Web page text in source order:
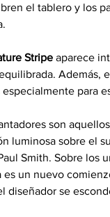
el tablero y los
Stripe aparece
Además,
para
son
luminosa sobre el
Smith. Sobre los
es un nuevo
diseñador se